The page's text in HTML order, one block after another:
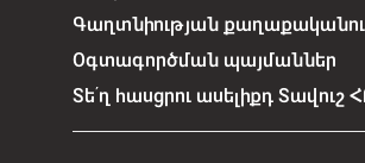
Գաղտնիության
Օգտագործման պայմաններ
Տե՛ղ հասցրու ասելիքդ Տավուշ